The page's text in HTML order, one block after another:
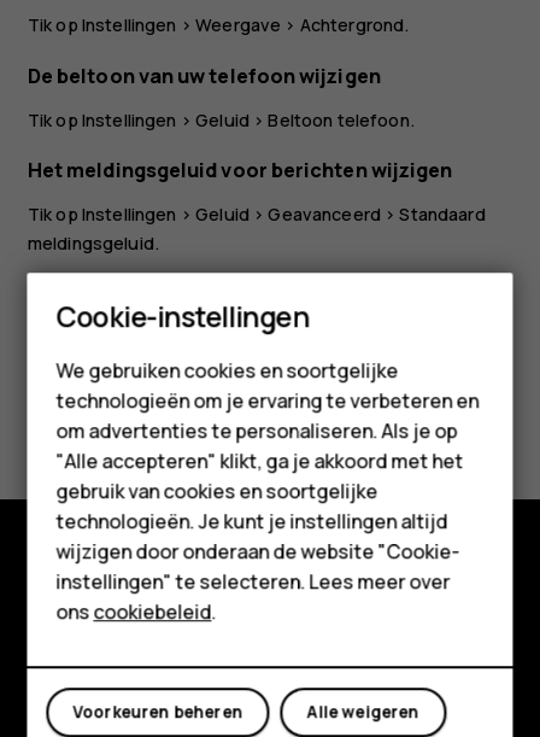
Smartphones
Feature phones
Accessoires
HMD Terra M
Voor bedrijven
Tablets
Shop
Mijn account
Tik op Instellingen >Weergave > Achtergrond.
De beltoon van uw telefoon wijzigen
Tik op Instellingen >Geluid >Beltoon telefoon.
Het meldingsgeluid voor berichten wijzigen
Tik op Instellingen >Geluid >Geavanceerd >Standaard
meldingsgeluid.
Was deze informatie nuttig?
Ja Nee
Shop
Planet and people
Cookie-instellingen
We gebruiken cookies en soortgelijke
technologieën om je ervaring te verbeteren en
om advertenties te personaliseren. Als je op
"Alle accepteren" klikt, ga je akkoord met het
gebruik van cookies en soortgelijke
technologieën. Je kunt je instellingen altijd
wijzigen door onderaan de website "Cookie-
instellingen" te selecteren. Lees meer over
onscookiebeleid.
Alle weigeren
Voorkeuren beheren